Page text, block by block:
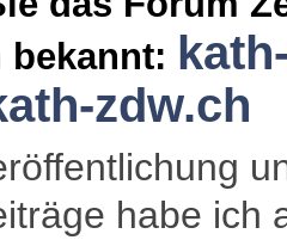
bekannt:
zdw.ch
habe ich